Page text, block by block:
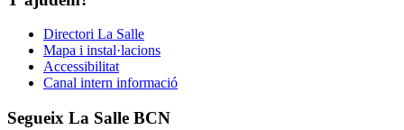
Directori La Salle
Mapa i instal·lacions
Accessibilitat
Canal intern informació
Segueix La Salle BCN